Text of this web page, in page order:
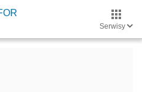
Serwisy